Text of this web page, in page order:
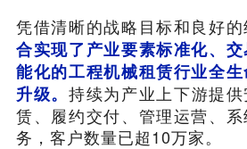
凭借清晰的战略目标和良好的
合实现了产业要素标准化、
能化的工程机械租赁行业全
升级。 持续为产业上下游提
赁、履约交付、管理运营、
务，客户数量已超10万家。